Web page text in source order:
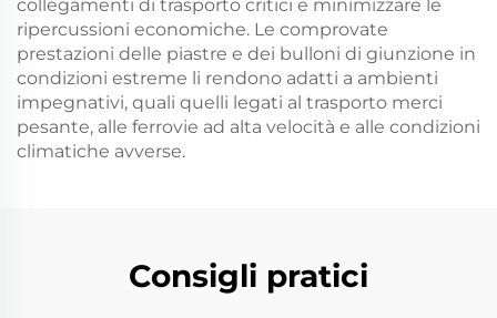
collegamenti di trasporto critici e minimizzare le
ripercussioni economiche. Le comprovate
prestazioni delle piastre e dei bulloni di giunzione in
condizioni estreme li rendono adatti a ambienti
impegnativi, quali quelli legati al trasporto merci
pesante, alle ferrovie ad alta velocità e alle condizioni
climatiche avverse.
Consigli pratici